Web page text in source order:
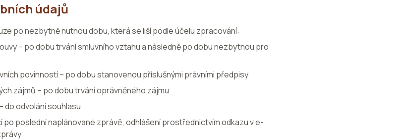
údajů
po nezbytně nutnou dobu, která se liší podle účelu zpracování:
– po dobu trvání smluvního vztahu a následně po dobu nezbytnou pro
povinností – po dobu stanovenou příslušnými právními předpisy
zájmů – po dobu trvání oprávněného zájmu
do odvolání souhlasu
poslední naplánované zprávě; odhlášení prostřednictvím odkazu v e-